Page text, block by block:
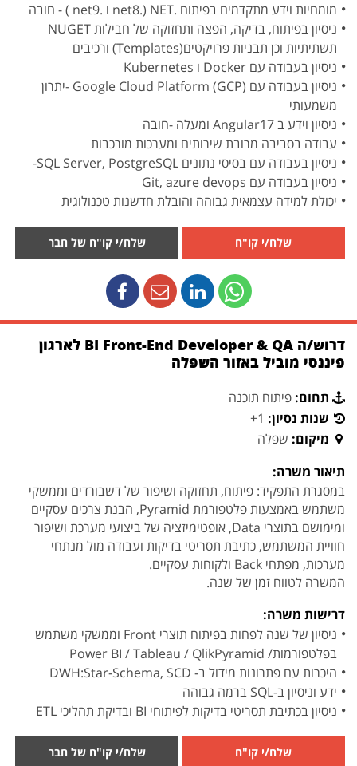
מומחיות וידע מתקדמים בפיתוח .NET (.net8 ו .net9 ) - חובה
ניסיון בפיתוח, בדיקה, הפצה ותחזוקה של חבילות NUGET
תשתיתיות וכן תבניות פרויקטים(Templates) ורכיבים
ניסיון בעבודה עם Docker ו Kubernetes
ניסיון בעבודה עם Google Cloud Platform (GCP) -יתרון
משמעותי
ניסיון וידע ב Angular17 ומעלה -חובה
עבודה בסביבה מרובת שירותים ומערכות מורכבות
ניסיון בעבודה עם בסיסי נתונים SQL Server, PostgreSQL-
ניסיון בעבודה עם Git, azure devops
יכולת למידה עצמאית גבוהה והובלת חדשנות טכנולוגית
שלח/י קו"ח שלח/י קו"ח של חבר
דרוש/ה BI Front-End Developer & QA לארגון
פיננסי מוביל באזור השפלה
תחום: פיתוח תוכנה
שנות נסיון: 1+
מיקום: שפלה
תיאור משרה:
במסגרת התפקיד: פיתוח, תחזוקה ושיפור של דשבורדים וממשקי
משתמש באמצעות פלטפורמת Pyramid, הבנת צרכים עסקיים
ומימושם בתוצרי Data, אופטימיזציה של ביצועי מערכת ושיפור
חוויית המשתמש, כתיבת תסריטי בדיקות ועבודה מול מנתחי
מערכות, מפתחי Back ולקוחות עסקיים.
המשרה לטווח זמן של שנה.
דרישות משרה:
ניסיון של שנה לפחות בפיתוח תוצרי Front וממשקי משתמש
בפלטפורמות/ Power BI / Tableau / QlikPyramid
היכרות עם פתרונות מידול ב- DWH:Star-Schema, SCD
ידע וניסיון ב-SQL ברמה גבוהה
ניסיון בכתיבת תסריטי בדיקות לפיתוחי BI ובדיקת תהליכי ETL
שלח/י קו"ח שלח/י קו"ח של חבר